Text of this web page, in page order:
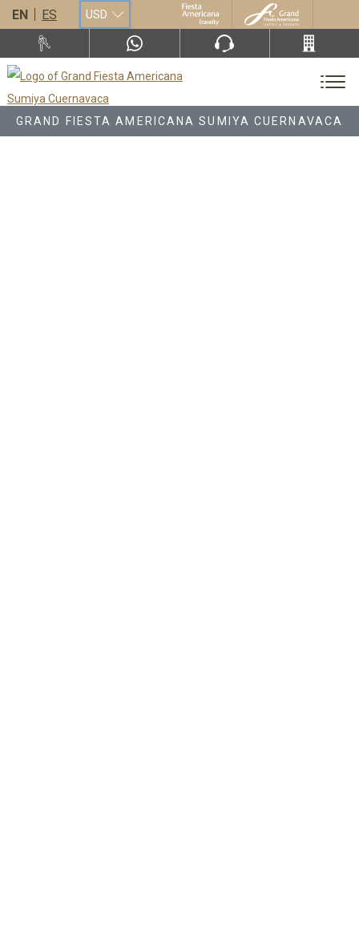
EN ES USD
GRAND FIESTA AMERICANA SUMIYA CUERNAVACA